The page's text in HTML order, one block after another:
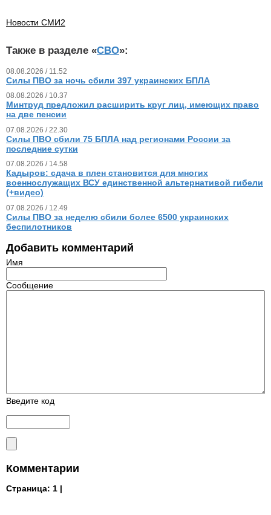
Новости СМИ2
Также в разделе «СВО»:
08.08.2026 / 11.52
Силы ПВО за ночь сбили 397 украинских БПЛА
08.08.2026 / 10.37
Минтруд предложил расширить круг лиц, имеющих право
на две пенсии
07.08.2026 / 22.30
Силы ПВО сбили 75 БПЛА над регионами России за
последние сутки
07.08.2026 / 14.58
Кадыров: сдача в плен становится для многих
военнослужащих ВСУ единственной альтернативой гибели
(+видео)
07.08.2026 / 12.49
Силы ПВО за неделю сбили более 6500 украинских
беспилотников
Добавить комментарий
Имя
Сообщение
Введите код
Комментарии
Страница: 1 |